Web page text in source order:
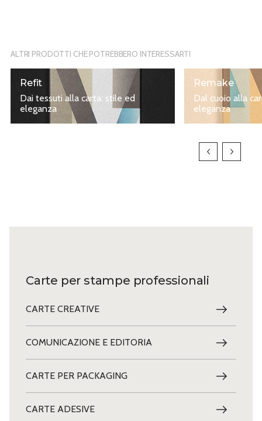
ALTRI PRODOTTI CHE POTREBBERO INTERESSARTI
Refit
Dai tessuti alla carta: stile ed
eleganza
Remake
Dal cuoio alla
eleganza
Carte per stampe professionali
CARTE CREATIVE
COMUNICAZIONE E EDITORIA
CARTE PER PACKAGING
CARTE ADESIVE